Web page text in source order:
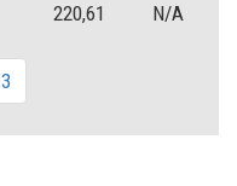
220,61 N/A
3